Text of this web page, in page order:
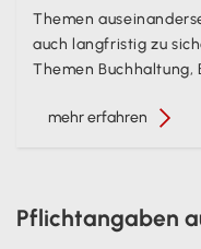
Themen
auch langfristig zu
Themen Buchhaltung,
mehr erfahren
Pflichtangaben